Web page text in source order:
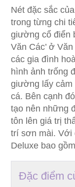
Nét đặc sắc
trong từng chi
giường cổ điển
Văn Các’ ở
các gia đình
hình ảnh trống
giường lấy
cá. Bên cạnh
tạo nên những
tôn lên giá trị
trí sơn mài. Với
Deluxe bao
Đặc điểm